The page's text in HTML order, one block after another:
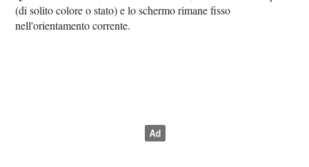
(di solito colore o stato) e lo schermo rimane fisso
nell'orientamento corrente.